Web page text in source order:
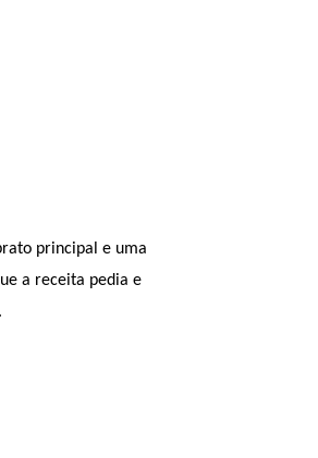
principal e uma
a receita pedia e